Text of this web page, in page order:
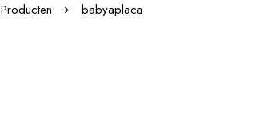
Producten babyaplaca